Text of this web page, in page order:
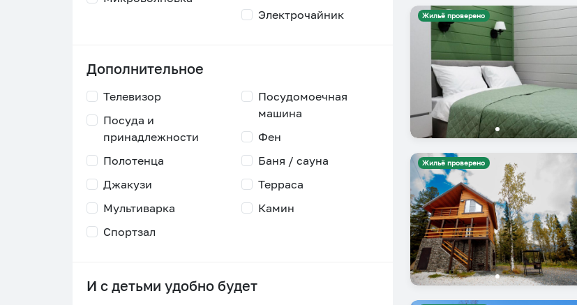
Электрочайник
Дополнительное
Телевизор
Посуда и
принадлежности
Посудомоечная
машина
Фен
Полотенца
Джакузи
Баня / сауна
Терраса
Мультиварка
Спортзал
Камин
И с детьми удобно будет
Жильё проверено
Жильё проверено